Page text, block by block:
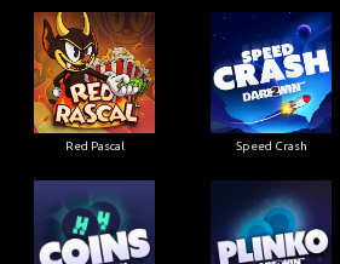
Red Pascal Speed Crash